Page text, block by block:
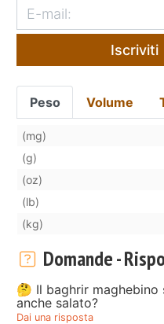
Iscriviti
Peso Volume
(mg)
(g)
(oz)
(lb)
(kg)
Domande -
🤔 Il baghrir maghebino
anche salato?
Dai una risposta